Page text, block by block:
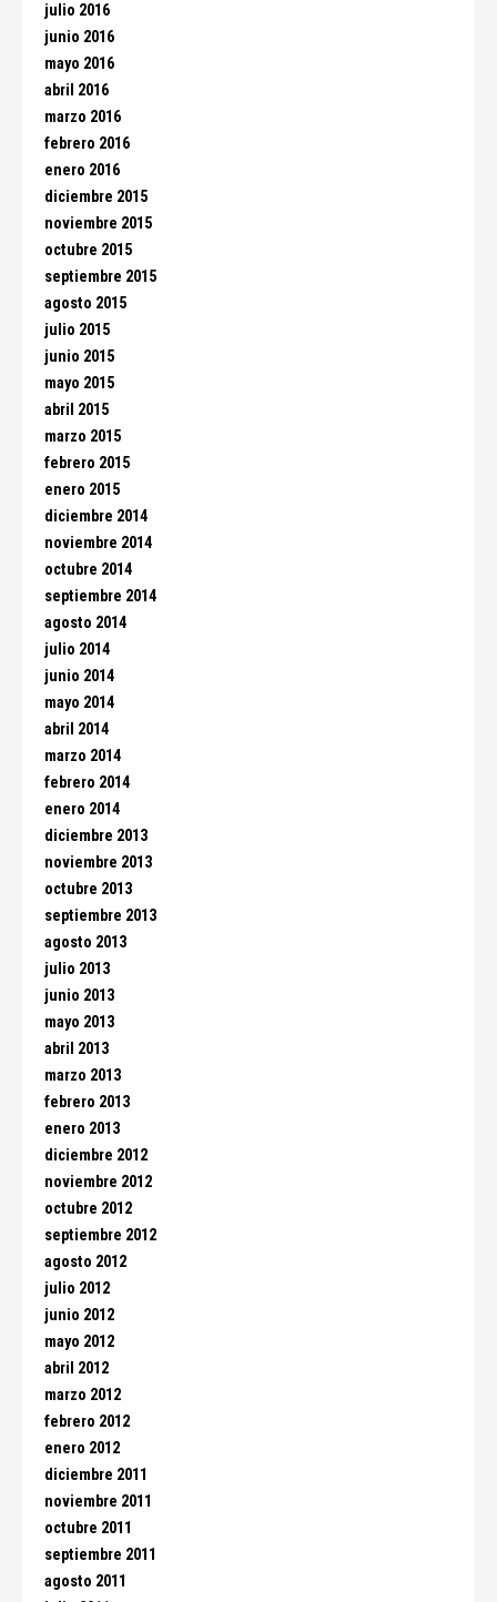
julio 2016
junio 2016
mayo 2016
abril 2016
marzo 2016
febrero 2016
enero 2016
diciembre 2015
noviembre 2015
octubre 2015
septiembre 2015
agosto 2015
julio 2015
junio 2015
mayo 2015
abril 2015
marzo 2015
febrero 2015
enero 2015
diciembre 2014
noviembre 2014
octubre 2014
septiembre 2014
agosto 2014
julio 2014
junio 2014
mayo 2014
abril 2014
marzo 2014
febrero 2014
enero 2014
diciembre 2013
noviembre 2013
octubre 2013
septiembre 2013
agosto 2013
julio 2013
junio 2013
mayo 2013
abril 2013
marzo 2013
febrero 2013
enero 2013
diciembre 2012
noviembre 2012
octubre 2012
septiembre 2012
agosto 2012
julio 2012
junio 2012
mayo 2012
abril 2012
marzo 2012
febrero 2012
enero 2012
diciembre 2011
noviembre 2011
octubre 2011
septiembre 2011
agosto 2011